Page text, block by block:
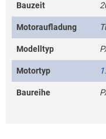
Bauzeit
Motoraufladung
Modelltyp
Motortyp
Baureihe